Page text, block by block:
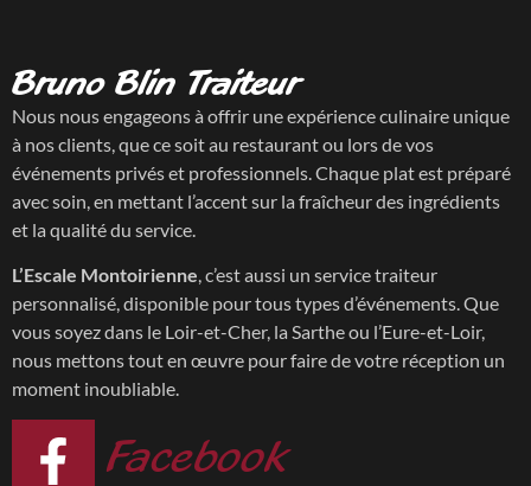
Bruno Blin Traiteur
Nous nous engageons à offrir une expérience culinaire unique
à nos clients, que ce soit au restaurant ou lors de vos
événements privés et professionnels. Chaque plat est préparé
avec soin, en mettant l’accent sur la fraîcheur des ingrédients
et la qualité du service.
L’Escale Montoirienne, c’est aussi un service traiteur
personnalisé, disponible pour tous types d’événements. Que
vous soyez dans le Loir-et-Cher, la Sarthe ou l’Eure-et-Loir,
nous mettons tout en œuvre pour faire de votre réception un
moment inoubliable.
Facebook